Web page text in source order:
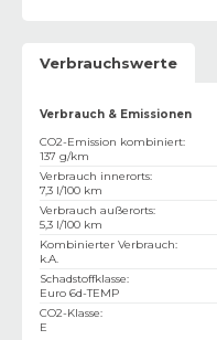
Verbrauchswerte
Verbrauch & Emissionen
CO2-Emission kombiniert:
137 g/km
Verbrauch innerorts:
7,3 l/100 km
Verbrauch außerorts:
5,3 l/100 km
Kombinierter Verbrauch:
k.A.
Schadstoffklasse:
Euro 6d-TEMP
CO2-Klasse:
E